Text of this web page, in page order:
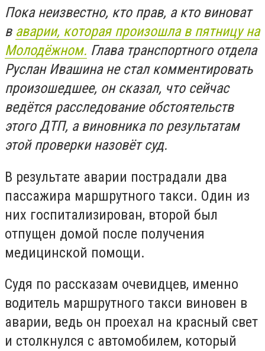
Пока неизвестно, кто прав, а кто виноват
в аварии, которая произошла в пятницу на
Молодёжном. Глава транспортного отдела
Руслан Ивашина не стал комментировать
произошедшее, он сказал, что сейчас
ведётся расследование обстоятельств
этого ДТП, а виновника по результатам
этой проверки назовёт суд.
В результате аварии пострадали два
пассажира маршрутного такси. Один из
них госпитализирован, второй был
отпущен домой после получения
медицинской помощи.
Судя по рассказам очевидцев, именно
водитель маршрутного такси виновен в
аварии, ведь он проехал на красный свет
и столкнулся с автомобилем, который